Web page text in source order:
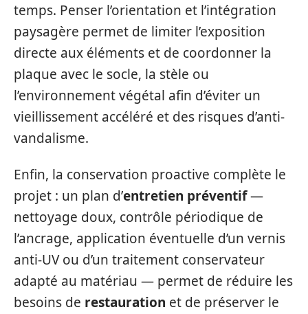
temps. Penser l’orientation et l’intégration
paysagère permet de limiter l’exposition
directe aux éléments et de coordonner la
plaque avec le socle, la stèle ou
l’environnement végétal afin d’éviter un
vieillissement accéléré et des risques d’anti-
vandalisme.
Enfin, la conservation proactive complète le
projet : un plan d’entretien préventif—
nettoyage doux, contrôle périodique de
l’ancrage, application éventuelle d’un vernis
anti-UV ou d’un traitement conservateur
adapté au matériau — permet de réduire les
besoins de restauration et de préserver le